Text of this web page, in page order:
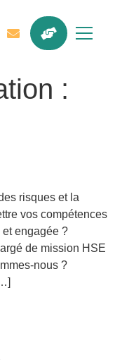
:
risques et la
vos compétences
engagée ?
de mission HSE
nous ?